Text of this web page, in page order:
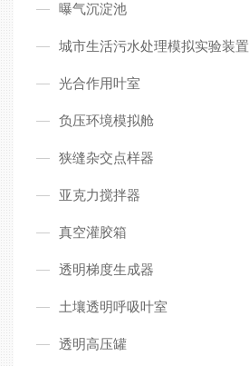
曝气沉淀池
城市生活污水处理模拟实验装置
光合作用叶室
负压环境模拟舱
狭缝杂交点样器
亚克力搅拌器
真空灌胶箱
透明梯度生成器
土壤透明呼吸叶室
透明高压罐